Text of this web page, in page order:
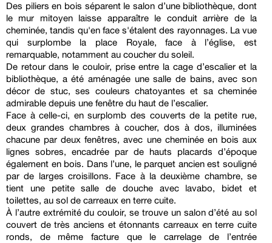
Des piliers en bois séparent le salon d’une bibliothèque, dont
le mur mitoyen laisse apparaître le conduit arrière de la
cheminée, tandis qu'en face s'étalent des rayonnages. La vue
qui surplombe la place Royale, face à l’église, est
remarquable, notamment au coucher du soleil.
De retour dans le couloir, prise entre la cage d’escalier et la
bibliothèque, a été aménagée une salle de bains, avec son
décor de stuc, ses couleurs chatoyantes et sa cheminée
admirable depuis une fenêtre du haut de l’escalier.
Face à celle-ci, en surplomb des couverts de la petite rue,
deux grandes chambres à coucher, dos à dos, illuminées
chacune par deux fenêtres, avec une cheminée en bois aux
lignes sobres, encadrée par de hauts placards d’époque
également en bois. Dans l’une, le parquet ancien est souligné
par de larges croisillons. Face à la deuxième chambre, se
tient une petite salle de douche avec lavabo, bidet et
toilettes, au sol de carreaux en terre cuite.
À l’autre extrémité du couloir, se trouve un salon d’été au sol
couvert de très anciens et étonnants carreaux en terre cuite
ronds, de même facture que le carrelage de l’entrée